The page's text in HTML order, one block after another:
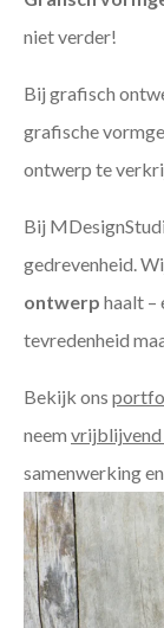
niet verder!
Bij grafisch
grafische
ontwerp te
Bij
gedrevenheid.
ontwerp haalt –
tevredenheid
Bekijk ons
neem
samenwerking